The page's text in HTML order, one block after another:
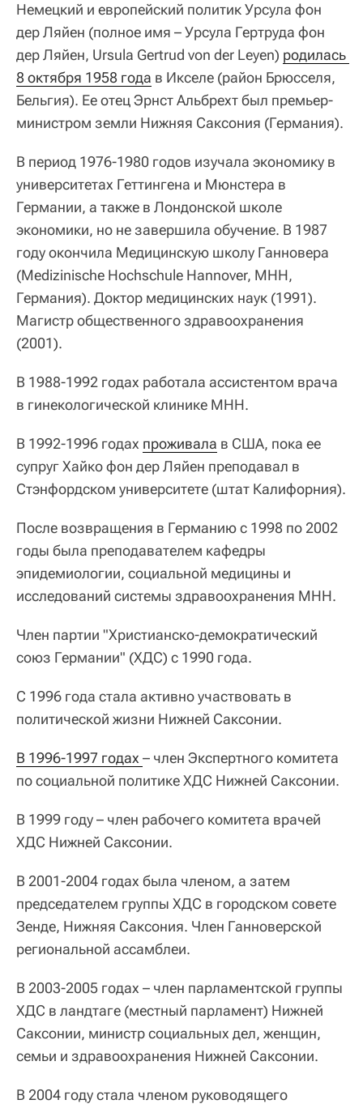
Немецкий и европейский политик Урсула фон
дер Ляйен (полное имя – Урсула Гертруда фон
дер Ляйен, Ursula Gertrud von der Leyen) родилась
8 октября 1958 года в Икселе (район Брюсселя,
Бельгия). Ее отец Эрнст Альбрехт был премьер-
министром земли Нижняя Саксония (Германия).
В период 1976-1980 годов изучала экономику в
университетах Геттингена и Мюнстера в
Германии, а также в Лондонской школе
экономики, но не завершила обучение. В 1987
году окончила Медицинскую школу Ганновера
(Medizinische Hochschule Hannover, МНН,
Германия). Доктор медицинских наук (1991).
Магистр общественного здравоохранения
(2001).
В 1988-1992 годах работала ассистентом врача
в гинекологической клинике MHH.
В 1992-1996 годах проживала в США, пока ее
супруг Хайко фон дер Ляйен преподавал в
Стэнфордском университете (штат Калифорния).
После возвращения в Германию с 1998 по 2002
годы была преподавателем кафедры
эпидемиологии, социальной медицины и
исследований системы здравоохранения MHH.
Член партии "Христианско-демократический
союз Германии" (ХДС) с 1990 года.
С 1996 года стала активно участвовать в
политической жизни Нижней Саксонии.
В 1996-1997 годах – член Экспертного комитета
по социальной политике ХДС Нижней Саксонии.
В 1999 году – член рабочего комитета врачей
ХДС Нижней Саксонии.
В 2001-2004 годах была членом, а затем
председателем группы ХДС в городском совете
Зенде, Нижняя Саксония. Член Ганноверской
региональной ассамблеи.
В 2003-2005 годах – член парламентской группы
ХДС в ландтаге (местный парламент) Нижней
Саксонии, министр социальных дел, женщин,
семьи и здравоохранения Нижней Саксонии.
В 2004 году стала членом руководящего